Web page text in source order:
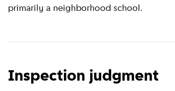
primarily a neighborhood school.
Inspection judgment